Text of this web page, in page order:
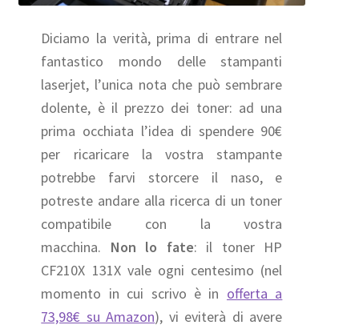
Diciamo la verità, prima di entrare nel
fantastico mondo delle stampanti
laserjet, l’unica nota che può sembrare
dolente, è il prezzo dei toner: ad una
prima occhiata l’idea di spendere 90€
per ricaricare la vostra stampante
potrebbe farvi storcere il naso, e
potreste andare alla ricerca di un toner
compatibile con la vostra
macchina. Non lo fate: il toner HP
CF210X 131X vale ogni centesimo (nel
momento in cui scrivo è in offerta a
73,98€ su Amazon), vi eviterà di avere